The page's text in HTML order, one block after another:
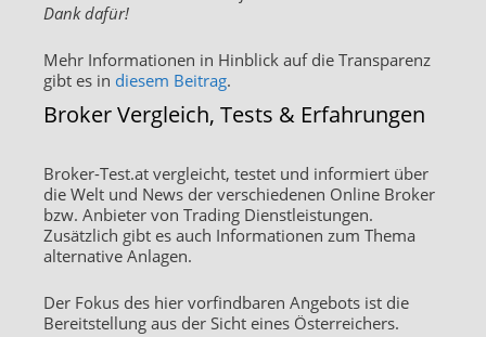
Dank dafür!
Mehr Informationen in Hinblick auf die Transparenz
gibt es in diesem Beitrag.
Broker Vergleich, Tests & Erfahrungen
Broker-Test.at vergleicht, testet und informiert über
die Welt und News der verschiedenen Online Broker
bzw. Anbieter von Trading Dienstleistungen.
Zusätzlich gibt es auch Informationen zum Thema
alternative Anlagen.
Der Fokus des hier vorfindbaren Angebots ist die
Bereitstellung aus der Sicht eines Österreichers.